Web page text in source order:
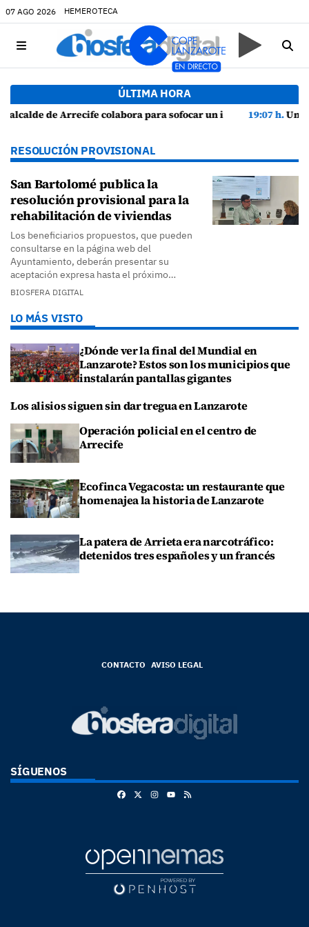
07 AGO 2026 HEMEROTECA
ÚLTIMA HORA
un incendio en una vivienda de Playa Honda
19:07 h.Un incendio localizado en un sofá
RESOLUCIÓN PROVISIONAL
San Bartolomé publica la
resolución provisional para la
rehabilitación de viviendas
Los beneficiarios propuestos, que pueden
consultarse en la página web del
Ayuntamiento, deberán presentar su
aceptación expresa hasta el próximo…
BIOSFERA DIGITAL
LO MÁS VISTO
¿Dónde ver la final del Mundial en
Lanzarote? Estos son los municipios que
instalarán pantallas gigantes
Los alisios siguen sin dar tregua en Lanzarote
Operación policial en el centro de
Arrecife
Ecofinca Vegacosta: un restaurante que
homenajea la historia de Lanzarote
La patera de Arrieta era narcotráfico:
detenidos tres españoles y un francés
CONTACTO AVISO LEGAL
SÍGUENOS
FacebookInstagram